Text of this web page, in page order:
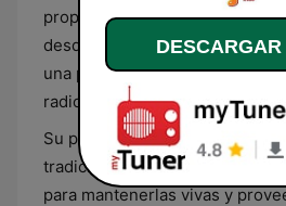
propiedad de Grupo Plata
desde Guadalupe para todo el
una programación dedicada
radioescuchas zacatecanos.
Su propósito es la difusión de
tradiciones mexicanas, en
para mantenerlas vivas y
DESCARGAR